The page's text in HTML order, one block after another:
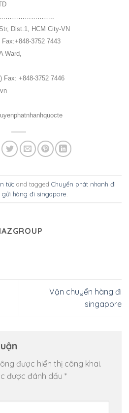
Dist.1, HCM City-VN
3752 7443
Ward,
Fax: +848-3752 7446
tứcand tagged Chuyển phát nhanh đi
gửi hàng đi singapore
Vận chuyển hàng đi
singapore
được hiển thị công khai.
được đánh dấu *